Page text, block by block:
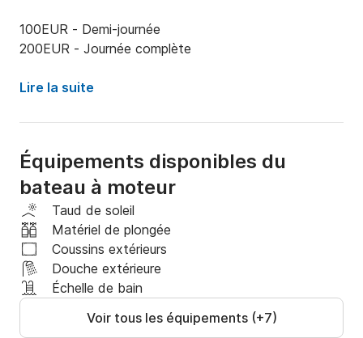
100EUR - Demi-journée
200EUR - Journée complète
Lire la suite
Équipements disponibles du
bateau à moteur
Taud de soleil
Matériel de plongée
Coussins extérieurs
Douche extérieure
Échelle de bain
Voir tous les équipements (+7)